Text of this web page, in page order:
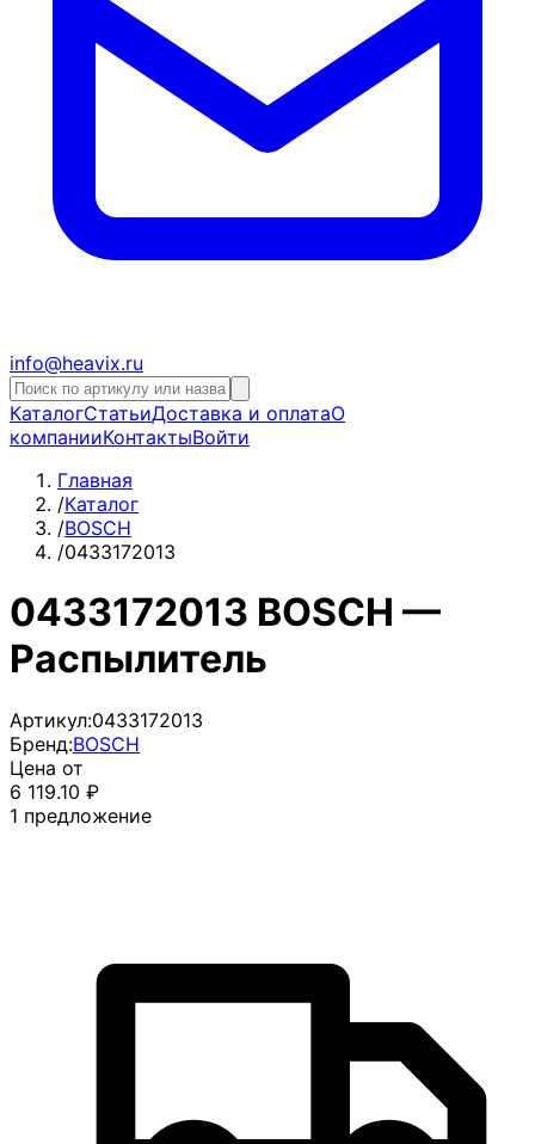
info@heavix.ru
КаталогСтатьиДоставка и оплатаО
компанииКонтактыВойти
Главная
/Каталог
/BOSCH
/0433172013
0433172013 BOSCH —
Распылитель
Артикул:0433172013
Бренд:BOSCH
Цена от
6 119.10 ₽
1 предложение